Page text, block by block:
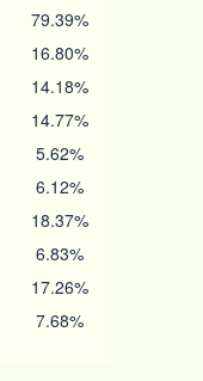
79.39%
16.80%
14.18%
14.77%
5.62%
6.12%
18.37%
6.83%
17.26%
7.68%